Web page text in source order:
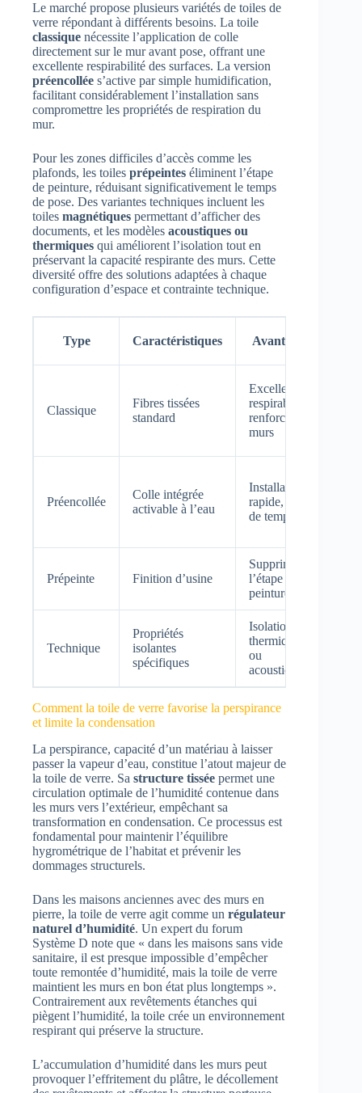
Le marché propose plusieurs variétés de toiles de
verre répondant à différents besoins. La toile
classique nécessite l’application de colle
directement sur le mur avant pose, offrant une
excellente respirabilité des surfaces. La version
préencollée s’active par simple humidification,
facilitant considérablement l’installation sans
compromettre les propriétés de respiration du
mur.
Pour les zones difficiles d’accès comme les
plafonds, les toiles prépeintes éliminent l’étape
de peinture, réduisant significativement le temps
de pose. Des variantes techniques incluent les
toiles magnétiques permettant d’afficher des
documents, et les modèles acoustiques ou
thermiques qui améliorent l’isolation tout en
préservant la capacité respirante des murs. Cette
diversité offre des solutions adaptées à chaque
configuration d’espace et contrainte technique.
Type Caractéristiques Avantages
Classique
Fibres tissées
standard
Excellente
respirabilité,
renforce les
murs
Préencollée
Colle intégrée
activable à l’eau
Installation
rapide, gain
de temps
Prépeinte Finition d’usine
Supprime
l’étape de
peinture
Technique
Propriétés
isolantes
spécifiques
Isolation
thermique
ou
acoustique
Comment la toile de verre favorise la perspirance
et limite la condensation
La perspirance, capacité d’un matériau à laisser
passer la vapeur d’eau, constitue l’atout majeur de
la toile de verre. Sa structure tissée permet une
circulation optimale de l’humidité contenue dans
les murs vers l’extérieur, empêchant sa
transformation en condensation. Ce processus est
fondamental pour maintenir l’équilibre
hygrométrique de l’habitat et prévenir les
dommages structurels.
Dans les maisons anciennes avec des murs en
pierre, la toile de verre agit comme un régulateur
naturel d’humidité. Un expert du forum
Système D note que « dans les maisons sans vide
sanitaire, il est presque impossible d’empêcher
toute remontée d’humidité, mais la toile de verre
maintient les murs en bon état plus longtemps ».
Contrairement aux revêtements étanches qui
piègent l’humidité, la toile crée un environnement
respirant qui préserve la structure.
L’accumulation d’humidité dans les murs peut
provoquer l’effritement du plâtre, le décollement